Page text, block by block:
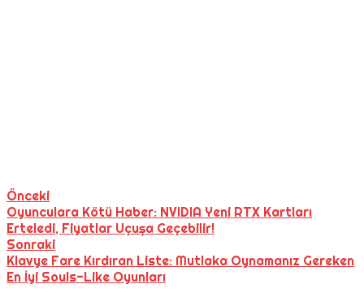
Önceki
Oyunculara Kötü Haber: NVIDIA Yeni RTX Kartları
Erteledi, Fiyatlar Uçuşa Geçebilir!
Sonraki
Klavye Fare Kırdıran Liste: Mutlaka Oynamanız Gereken
En İyi Souls-Like Oyunları